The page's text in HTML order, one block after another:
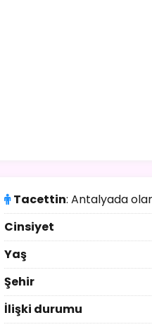
Tacettin: Antalyada
Cinsiyet
Yaş
Şehir
İlişki durumu